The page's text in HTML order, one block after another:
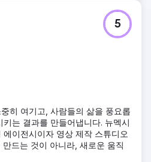
5
히 여기고, 사람들의 삶을 풍요롭
는 결과를 만들어냅니다. 뉴멕시
이전시이자 영상 제작 스튜디오
드는 것이 아니라, 새로운 움직